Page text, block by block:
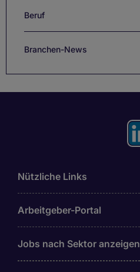
Beruf
Branchen-News
Nützliche Links
Arbeitgeber-Portal
Jobs nach Sektor anzeigen